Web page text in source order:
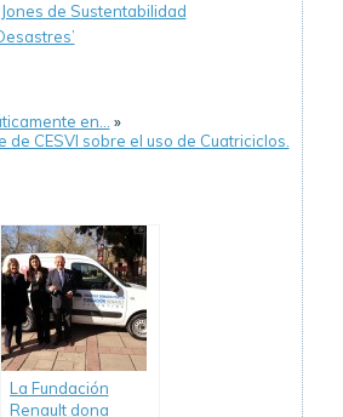
de Sustentabilidad
en…
»
CESVI sobre el uso de Cuatriciclos.
La Fundación
Renault dona